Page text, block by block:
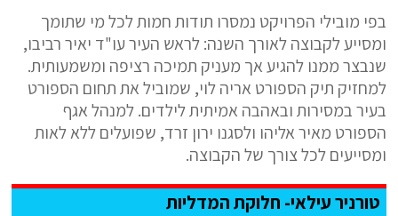
בפי מובילי הפרויקט נמסרו תודות חמות לכל מי שתומך
ומסייע לקבוצה לאורך השנה: לראש העיר עו"ד יאיר רביבו,
שנבצר ממנו להגיע אך מעניק תמיכה רציפה ומשמעותית.
למחזיק תיק הספורט אריה לוי, שמוביל את תחום הספורט
בעיר במסירות ובאהבה אמיתית לילדים. למנהל אגף
הספורט מאיר אליהו ולסגנו ירון זרד, שפועלים ללא לאות
ומסייעים לכל צורך של הקבוצה.
טורניר עילאי- חלוקת המדליות